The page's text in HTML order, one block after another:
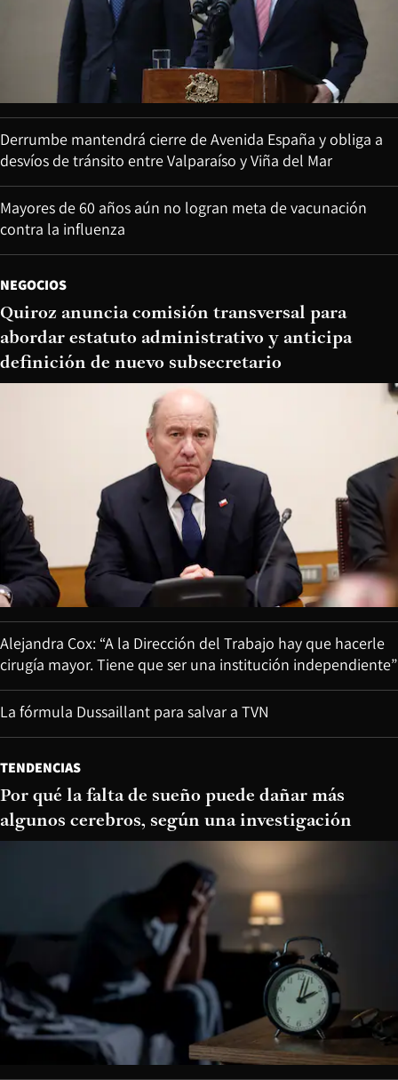
Derrumbe mantendrá cierre de Avenida España y obliga a
desvíos de tránsito entre Valparaíso y Viña del Mar
Mayores de 60 años aún no logran meta de vacunación
contra la influenza
NEGOCIOS
Quiroz anuncia comisión transversal para
abordar estatuto administrativo y anticipa
definición de nuevo subsecretario
Alejandra Cox: “A la Dirección del Trabajo hay que hacerle
cirugía mayor. Tiene que ser una institución independiente”
La fórmula Dussaillant para salvar a TVN
TENDENCIAS
Por qué la falta de sueño puede dañar más
algunos cerebros, según una investigación